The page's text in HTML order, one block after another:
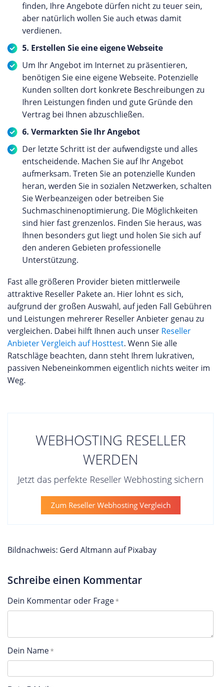
finden, Ihre Angebote dürfen nicht zu teuer sein,
aber natürlich wollen Sie auch etwas damit
verdienen.
5. Erstellen Sie eine eigene Webseite
Um Ihr Angebot im Internet zu präsentieren,
benötigen Sie eine eigene Webseite. Potenzielle
Kunden sollten dort konkrete Beschreibungen zu
Ihren Leistungen finden und gute Gründe den
Vertrag bei Ihnen abzuschließen.
6. Vermarkten Sie Ihr Angebot
Der letzte Schritt ist der aufwendigste und alles
entscheidende. Machen Sie auf Ihr Angebot
aufmerksam. Treten Sie an potenzielle Kunden
heran, werden Sie in sozialen Netzwerken, schalten
Sie Werbeanzeigen oder betreiben Sie
Suchmaschinenoptimierung. Die Möglichkeiten
sind hier fast grenzenlos. Finden Sie heraus, was
Ihnen besonders gut liegt und holen Sie sich auf
den anderen Gebieten professionelle
Unterstützung.
Fast alle größeren Provider bieten mittlerweile
attraktive Reseller Pakete an. Hier lohnt es sich,
aufgrund der großen Auswahl, auf jeden Fall Gebühren
und Leistungen mehrerer Reseller Anbieter genau zu
vergleichen. Dabei hilft Ihnen auch unser Reseller
Anbieter Vergleich auf Hosttest. Wenn Sie alle
Ratschläge beachten, dann steht Ihrem lukrativen,
passiven Nebeneinkommen eigentlich nichts weiter im
Weg.
WEBHOSTING RESELLER
WERDEN
Jetzt das perfekte Reseller Webhosting sichern
Zum Reseller Webhosting Vergleich
Bildnachweis: Gerd Altmann auf Pixabay
Schreibe einen Kommentar
Dein Kommentar oder Frage
Dein Name